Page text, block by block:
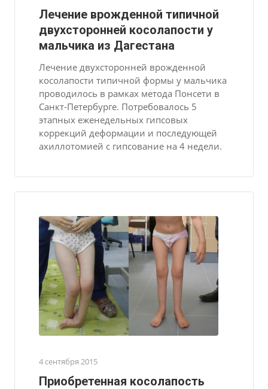
Лечение врожденной типичной
двухсторонней косолапости у
мальчика из Дагестана
Лечение двухсторонней врожденной
косолапости типичной формы у мальчика
проводилось в рамках метода Понсети в
Санкт-Петербурге. Потребовалось 5
этапных еженедельных гипсовых
коррекций деформации и последующей
ахиллотомией с гипсование на 4 недели.
4 сентября 2015
Приобретенная косолапость